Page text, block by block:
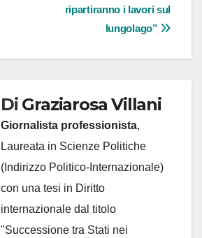
ripartiranno i lavori sul
lungolago”
Di Graziarosa Villani
Giornalista professionista,
Laureata in Scienze Politiche
(Indirizzo Politico-Internazionale)
con una tesi in Diritto
internazionale dal titolo
"Successione tra Stati nei